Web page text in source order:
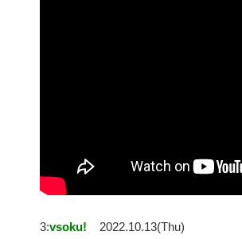
3:vsoku!
2022.10.13(Thu)